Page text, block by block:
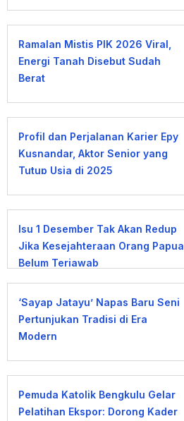
Ramalan Mistis PIK 2026 Viral,
Energi Tanah Disebut Sudah
Berat
Profil dan Perjalanan Karier Epy
Kusnandar, Aktor Senior yang
Tutup Usia di 2025
Isu 1 Desember Tak Akan Redup
Jika Kesejahteraan Orang Papua
Belum Terjawab
‘Sayap Jatayu’ Napas Baru Seni
Pertunjukan Tradisi di Era
Modern
Pemuda Katolik Bengkulu Gelar
Pelatihan Ekspor: Dorong Kader